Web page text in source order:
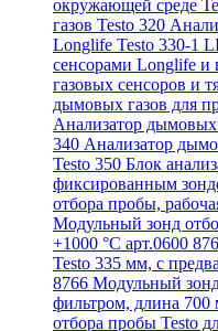
окружающей среде
газов Testo 320
Longlife Testo 330-1
сенсорами Longlife и
газовых сенсоров и
дымовых газов для
Анализатор
340 Анализатор
Testo 350 Блок
фиксированным
отбора пробы,
Модульный зонд
+1000 °С арт.0600
Testo 335 мм, с
8766 Модульный
фильтром, длина 700
отбора пробы Testo